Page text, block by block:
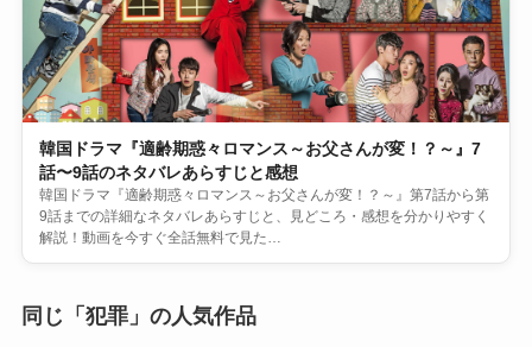
韓国ドラマ『適齢期惑々ロマンス～お父さんが変！？～』7
話〜9話のネタバレあらすじと感想
韓国ドラマ『適齢期惑々ロマンス～お父さんが変！？～』第7話から第
9話までの詳細なネタバレあらすじと、見どころ・感想を分かりやすく
解説！動画を今すぐ全話無料で見た…
同じ「犯罪」の人気作品